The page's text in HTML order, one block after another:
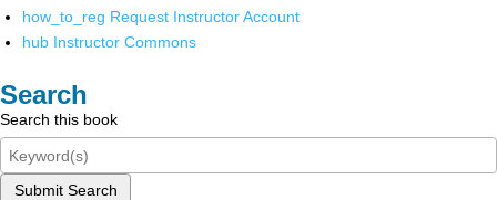
how_to_reg Request Instructor Account
hub Instructor Commons
Search
Search this book
Submit Search